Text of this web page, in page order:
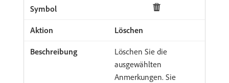
Löschen
Löschen Sie die
ausgewählten
Anmerkungen. Sie